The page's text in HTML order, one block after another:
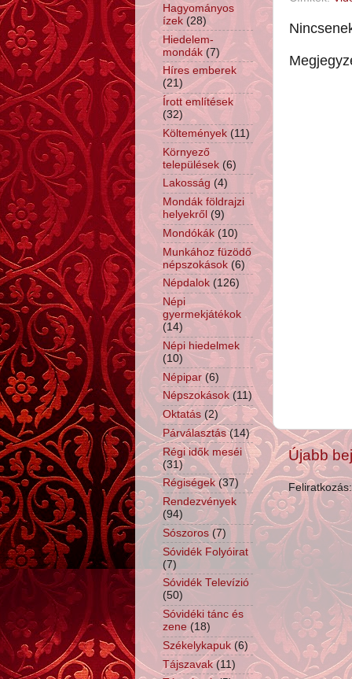
Újabb
Hagyományos
ízek (28)
Hiedelem-
mondák (7)
Híres emberek
(21)
Írott említések
(32)
Költemények (11)
Környező
települések (6)
Lakosság (4)
Mondák földrajzi
helyekről (9)
Mondókák (10)
Munkához füzödő
népszokások (6)
Népdalok (126)
Népi
gyermekjátékok
(14)
Népi hiedelmek
(10)
Népipar (6)
Népszokások (11)
Oktatás (2)
Párválasztás (14)
Régi idők meséi
(31)
Régiségek (37)
Rendezvények
(94)
Sószoros (7)
Sóvidék Folyóirat
(7)
Sóvidék Televízió
(50)
Sóvidéki tánc és
zene (18)
Székelykapuk (6)
Tájszavak (11)